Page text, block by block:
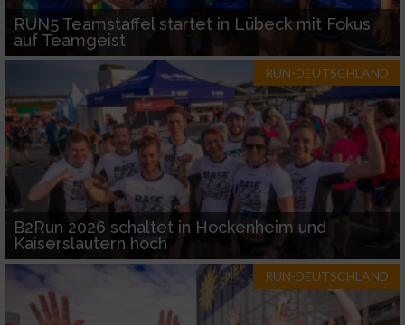
RUN5 Teamstaffel startet in Lübeck mit Fokus
auf Teamgeist
RUN-DEUTSCHLAND
B2Run 2026 schaltet in Hockenheim und
Kaiserslautern hoch
RUN-DEUTSCHLAND